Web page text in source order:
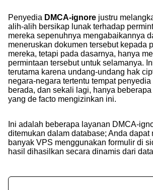
Penyedia DMCA-ignore justru
alih-alih bersikap lunak terhadap
mereka sepenuhnya mengabaikannya
meneruskan dokumen tersebut kepada
mereka, tetapi pada dasarnya, hanya
permintaan tersebut untuk selamanya.
terutama karena undang-undang hak
negara-negara tertentu tempat
berada, dan sekali lagi, hanya
yang de facto mengizinkan ini.
Ini adalah beberapa layanan DMCA-
ditemukan dalam database; Anda dapat
banyak VPS menggunakan formulir di
hasil dihasilkan secara dinamis dari